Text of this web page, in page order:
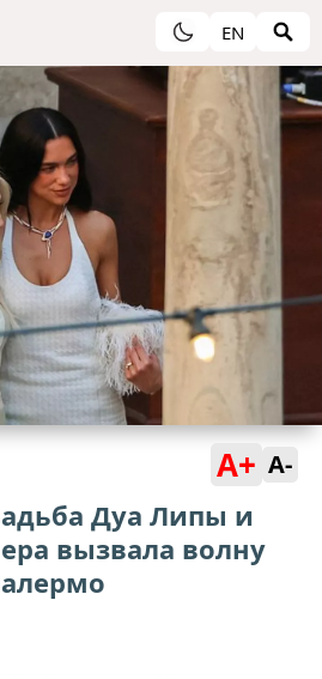
EN
A+ A-
Дуа Липы и
вызвала волну